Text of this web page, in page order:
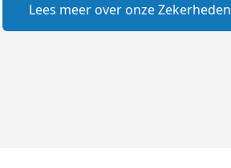
Lees meer over onze Zekerheden